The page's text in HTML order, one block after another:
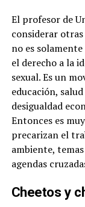
El profesor de
considerar
no es
el derecho a la
sexual. Es un
educación,
desigualdad
Entonces es
precarizan el
ambiente,
agendas
Cheetos y